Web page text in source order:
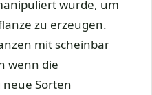
wurde, um
zu erzeugen.
mit scheinbar
wenn die
Sorten